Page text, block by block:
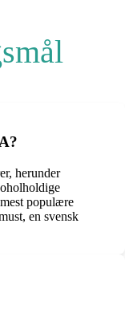
herunder
populære
en svensk